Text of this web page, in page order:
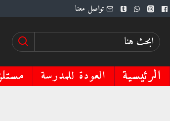
تواصل معنا
الرئيسية العودة للمدرسة